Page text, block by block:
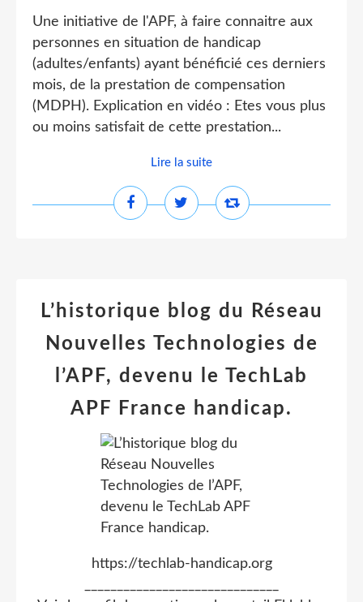
Une initiative de l'APF, à faire connaitre aux
personnes en situation de handicap
(adultes/enfants) ayant bénéficié ces derniers
mois, de la prestation de compensation
(MDPH). Explication en vidéo : Etes vous plus
ou moins satisfait de cette prestation...
Lire la suite
L’historique blog du Réseau
Nouvelles Technologies de
l’APF, devenu le TechLab
APF France handicap.
https://techlab-handicap.org